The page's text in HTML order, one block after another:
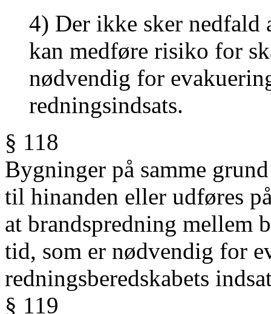
4) Der ikke sker nedfald
kan medføre risiko for
nødvendig for
redningsindsats.
§ 118
Bygninger på samme
til hinanden eller udføres
at brandspredning mellem
tid, som er nødvendig for
redningsberedskabets
§ 119